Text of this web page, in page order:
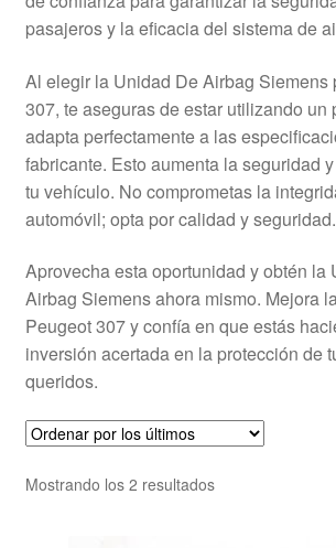
Queja
Sobre nosotros
Términos y Condiciones
Transporte
pasajeros y la eficacia del sistema de
Al elegir la Unidad De Airbag Siemens
307, te aseguras de estar utilizando un
adapta perfectamente a las
fabricante. Esto aumenta la seguridad
tu vehículo. No comprometas la
automóvil; opta por calidad y seguridad.
Aprovecha esta oportunidad y obtén la
Airbag Siemens ahora mismo. Mejora
Peugeot 307 y confía en que estás
inversión acertada en la protección de
queridos.
Mostrando los 2 resultadosOrdenado